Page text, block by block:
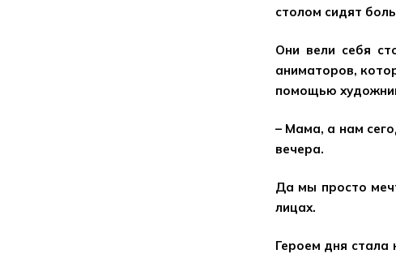
столом сидят
Они вели себя
аниматоров,
помощью
– Мама, а нам
вечера.
Да мы просто
лицах.
Героем дня